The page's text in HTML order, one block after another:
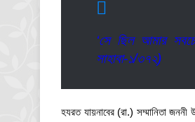
‘সে ছিল আমার
সাহাবা-১/৩৭২)
হযরত যায়নাবের (রা.) সম্মানিতা